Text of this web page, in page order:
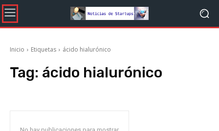
Inicio Etiquetas ácido hialurónico
Tag: ácido hialurónico